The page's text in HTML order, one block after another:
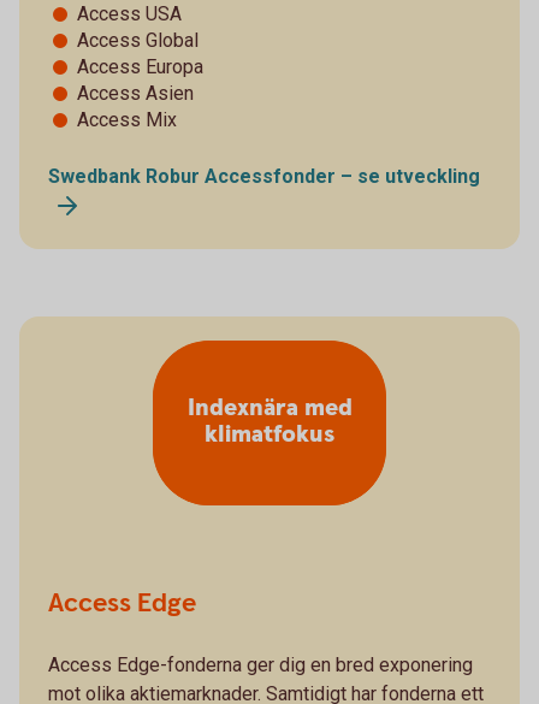
Access USA
Access Global
Access Europa
Access Asien
Access Mix
Swedbank Robur Accessfonder – se utveckling
Access Edge
Access Edge-fonderna ger dig en bred exponering
mot olika aktiemarknader. Samtidigt har fonderna ett
Indexnära med
klimatfokus